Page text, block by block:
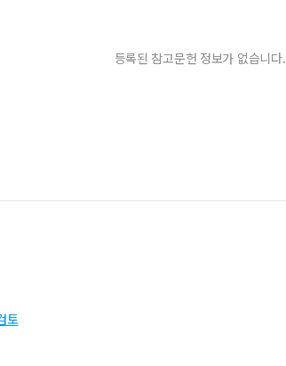
등록된 참고문헌 정보가 없습니다.
토